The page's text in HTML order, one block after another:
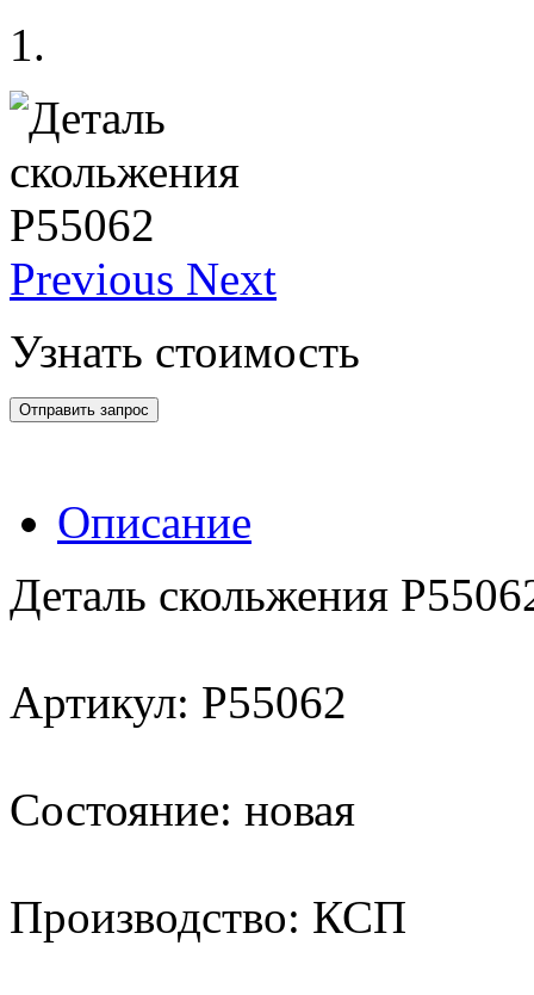
Previous Next
Узнать стоимость
Отправить запрос
Описание
Деталь скольжения
Артикул: P55062
Состояние: новая
Производство: КСП